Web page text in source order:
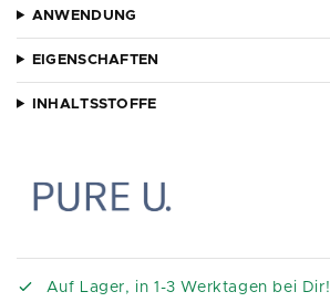
ANWENDUNG
EIGENSCHAFTEN
INHALTSSTOFFE
Auf Lager, in 1-3 Werktagen bei Dir!